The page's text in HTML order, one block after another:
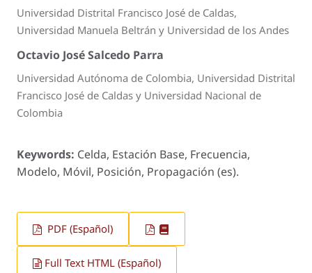
Universidad Distrital Francisco José de Caldas,
Universidad Manuela Beltrán y Universidad de los Andes
Octavio José Salcedo Parra
Universidad Autónoma de Colombia, Universidad Distrital
Francisco José de Caldas y Universidad Nacional de
Colombia
Keywords: Celda, Estación Base, Frecuencia,
Modelo, Móvil, Posición, Propagación (es).
PDF (Español)
Full Text HTML (Español)